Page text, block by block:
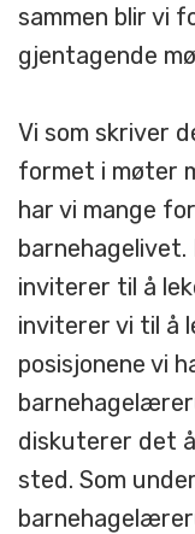
sammen blir vi
gjentagende
Vi som skriver
formet i møter
har vi mange
barnehagelivet.
inviterer til å
inviterer vi til å
posisjonene vi
diskuterer det
sted. Som